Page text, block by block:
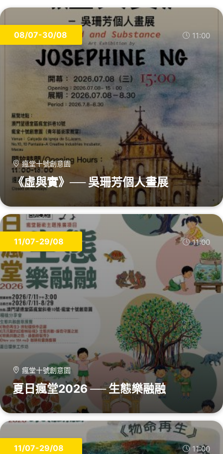
08/07-30/08 11:00
瘋堂十號創意園
《虛與實》── 吳珊芳個人畫展
11/07-29/08 11:00
瘋堂十號創意園
夏日瘋堂2026 ── 生態樂融融
11/07-29/08 11:00